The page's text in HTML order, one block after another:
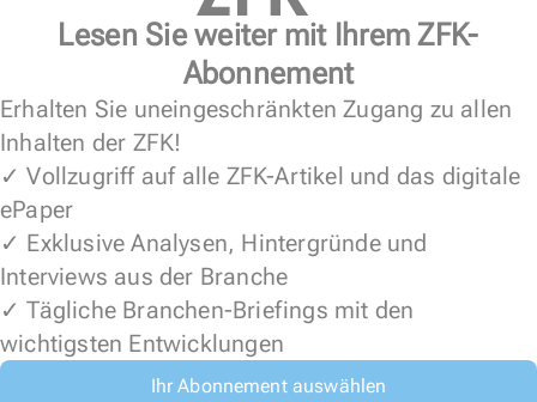
Lesen Sie weiter mit Ihrem ZFK-
Abonnement
Erhalten Sie uneingeschränkten Zugang zu allen
Inhalten der ZFK!
✓ Vollzugriff auf alle ZFK-Artikel und das digitale
ePaper
✓ Exklusive Analysen, Hintergründe und
Interviews aus der Branche
✓ Tägliche Branchen-Briefings mit den
wichtigsten Entwicklungen
Ihr Abonnement auswählen